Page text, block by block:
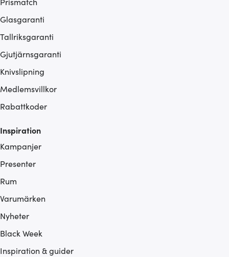
Glasgaranti
Tallriksgaranti
Gjutjärnsgaranti
Knivslipning
Medlemsvillkor
Rabattkoder
Inspiration
Kampanjer
Presenter
Rum
Varumärken
Nyheter
Black Week
Inspiration & guider